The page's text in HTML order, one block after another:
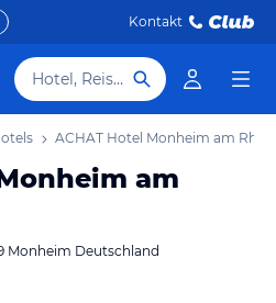
Kontakt
Hotel, Reiseziel
ACHAT Hotel Monheim am Rhein
am
Monheim Deutschland